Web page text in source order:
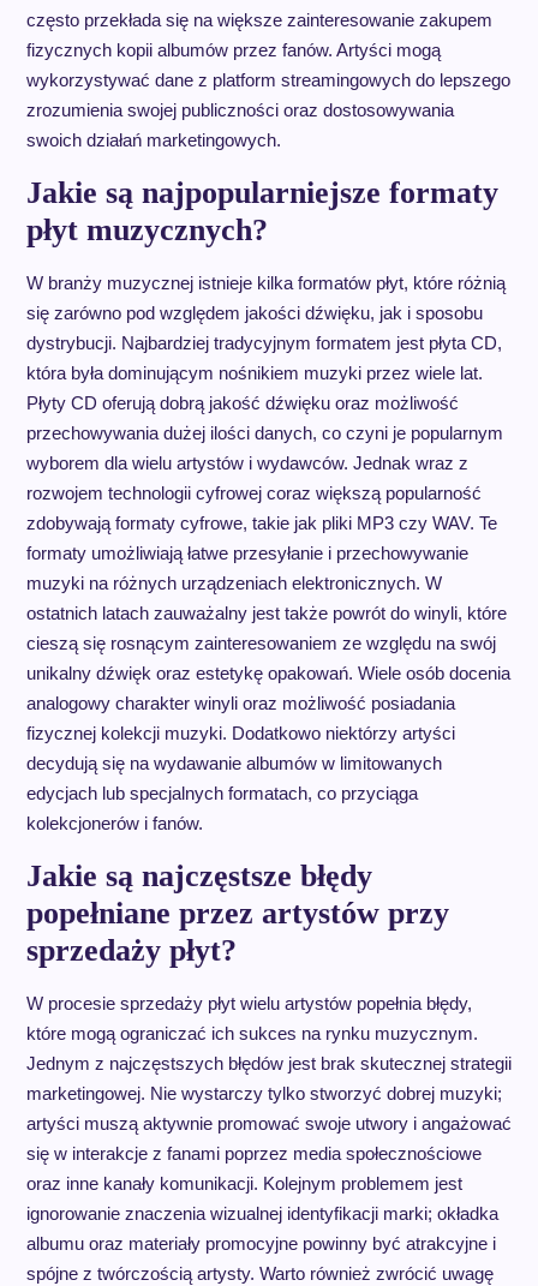
często przekłada się na większe zainteresowanie zakupem
fizycznych kopii albumów przez fanów. Artyści mogą
wykorzystywać dane z platform streamingowych do lepszego
zrozumienia swojej publiczności oraz dostosowywania
swoich działań marketingowych.
Jakie są najpopularniejsze formaty
płyt muzycznych?
W branży muzycznej istnieje kilka formatów płyt, które różnią
się zarówno pod względem jakości dźwięku, jak i sposobu
dystrybucji. Najbardziej tradycyjnym formatem jest płyta CD,
która była dominującym nośnikiem muzyki przez wiele lat.
Płyty CD oferują dobrą jakość dźwięku oraz możliwość
przechowywania dużej ilości danych, co czyni je popularnym
wyborem dla wielu artystów i wydawców. Jednak wraz z
rozwojem technologii cyfrowej coraz większą popularność
zdobywają formaty cyfrowe, takie jak pliki MP3 czy WAV. Te
formaty umożliwiają łatwe przesyłanie i przechowywanie
muzyki na różnych urządzeniach elektronicznych. W
ostatnich latach zauważalny jest także powrót do winyli, które
cieszą się rosnącym zainteresowaniem ze względu na swój
unikalny dźwięk oraz estetykę opakowań. Wiele osób docenia
analogowy charakter winyli oraz możliwość posiadania
fizycznej kolekcji muzyki. Dodatkowo niektórzy artyści
decydują się na wydawanie albumów w limitowanych
edycjach lub specjalnych formatach, co przyciąga
kolekcjonerów i fanów.
Jakie są najczęstsze błędy
popełniane przez artystów przy
sprzedaży płyt?
W procesie sprzedaży płyt wielu artystów popełnia błędy,
które mogą ograniczać ich sukces na rynku muzycznym.
Jednym z najczęstszych błędów jest brak skutecznej strategii
marketingowej. Nie wystarczy tylko stworzyć dobrej muzyki;
artyści muszą aktywnie promować swoje utwory i angażować
się w interakcje z fanami poprzez media społecznościowe
oraz inne kanały komunikacji. Kolejnym problemem jest
ignorowanie znaczenia wizualnej identyfikacji marki; okładka
albumu oraz materiały promocyjne powinny być atrakcyjne i
spójne z twórczością artysty. Warto również zwrócić uwagę